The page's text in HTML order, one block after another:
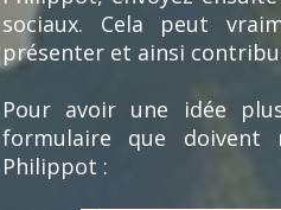
sociaux. Cela peut
présenter et ainsi
Pour avoir une idée
formulaire que
Philippot :